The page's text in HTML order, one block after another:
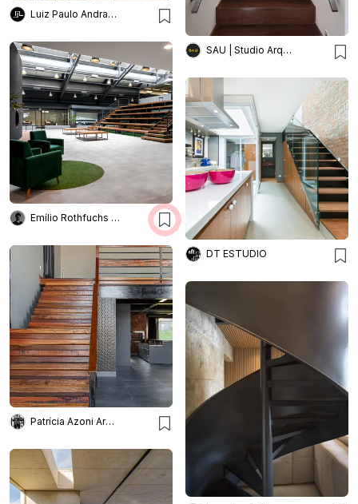
SAU | Studio Arquitetura Urbanismo
Luiz Paulo Andrade Arquitetos
Emílio Rothfuchs Fotografia de Arquitetura
DT ESTUDIO
Patrícia Azoni Arquitetura + Arte & Design